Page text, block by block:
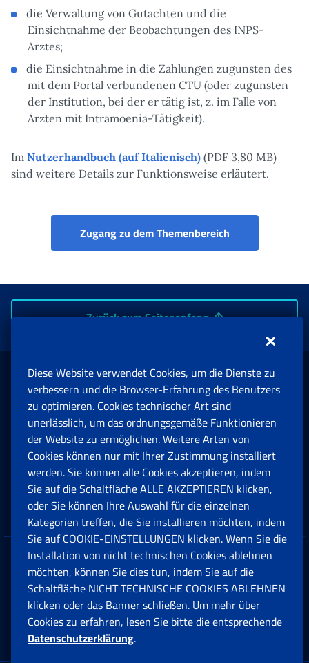
die Verwaltung von Gutachten und die
Einsichtnahme der Beobachtungen des INPS-
Arztes;
die Einsichtnahme in die Zahlungen zugunsten des
mit dem Portal verbundenen CTU (oder zugunsten
der Institution, bei der er tätig ist, z. im Falle von
Ärzten mit Intramoenia-Tätigkeit).
Im Nutzerhandbuch (auf Italienisch) (PDF 3,80 MB)
sind weitere Details zur Funktionsweise erläutert.
Zugang zu dem ThemenbereichPortal Ärzte CTU
Zurück zum Seitenanfang
Rente und Sozialversicherung
Arbeit
Beihilfen, Subventionen und Entschädigungen
Unternehmen und Freiberufler
Datenschutz
Cookie einstellungen
Multikanal-Contact Center
Diese Website verwendet Cookies, um die Dienste zu
verbessern und die Browser-Erfahrung des Benutzers
zu optimieren. Cookies technischer Art sind
unerlässlich, um das ordnungsgemäße Funktionieren
der Website zu ermöglichen. Weitere Arten von
Cookies können nur mit Ihrer Zustimmung installiert
werden. Sie können alle Cookies akzeptieren, indem
Sie auf die Schaltfläche ALLE AKZEPTIEREN klicken,
oder Sie können Ihre Auswahl für die einzelnen
Kategorien treffen, die Sie installieren möchten, indem
Sie auf COOKIE-EINSTELLUNGEN klicken. Wenn Sie die
Installation von nicht technischen Cookies ablehnen
möchten, können Sie dies tun, indem Sie auf die
Schaltfläche NICHT TECHNISCHE COOKIES ABLEHNEN
klicken oder das Banner schließen. Um mehr über
Cookies zu erfahren, lesen Sie bitte die entsprechende
Datenschutzerklärung.